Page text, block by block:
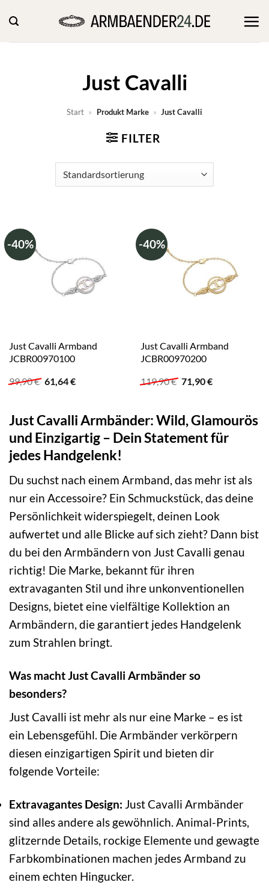
Inhalt
springen
Just Cavalli
Start » Produkt Marke » Just Cavalli
FILTER
-40%
Just Cavalli Armband
JCBR00970100
99,90€ Ursprünglicher
Preis
61,64€Aktueller
-40%
Just Cavalli Armband
JCBR00970200
119,90€ Ursprünglicher
Preis
71,90€Aktueller
Just Cavalli Armbänder: Wild, Glamourös
und Einzigartig – Dein Statement für
jedes Handgelenk!
Du suchst nach einem Armband, das mehr ist als
nur ein Accessoire? Ein Schmuckstück, das deine
Persönlichkeit widerspiegelt, deinen Look
aufwertet und alle Blicke auf sich zieht? Dann bist
du bei den Armbändern von Just Cavalli genau
richtig! Die Marke, bekannt für ihren
extravaganten Stil und ihre unkonventionellen
Designs, bietet eine vielfältige Kollektion an
Armbändern, die garantiert jedes Handgelenk
zum Strahlen bringt.
Was macht Just Cavalli Armbänder so
besonders?
Just Cavalli ist mehr als nur eine Marke – es ist
ein Lebensgefühl. Die Armbänder verkörpern
diesen einzigartigen Spirit und bieten dir
folgende Vorteile:
Extravagantes Design: Just Cavalli Armbänder
sind alles andere als gewöhnlich. Animal-Prints,
glitzernde Details, rockige Elemente und gewagte
Farbkombinationen machen jedes Armband zu
einem echten Hingucker.